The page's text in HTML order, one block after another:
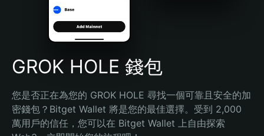
Português (Brasil)
Español (Argentina)
GROK HOLE 錢包
您是否正在為您的 GROK HOLE 尋找一個可靠且安全的加
密錢包？Bitget Wallet 將是您的最佳選擇。受到 2,000
萬用戶的信任，您可以在 Bitget Wallet 上自由探索